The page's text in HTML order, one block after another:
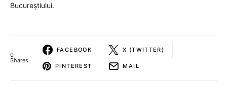
Bucureștiului.
0
Shares
FACEBOOK X (TWITTER)
PINTEREST MAIL